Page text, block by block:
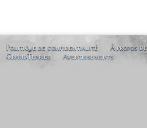
Politique de confidentialité
À propos de
GrandTerrier
Avertissements